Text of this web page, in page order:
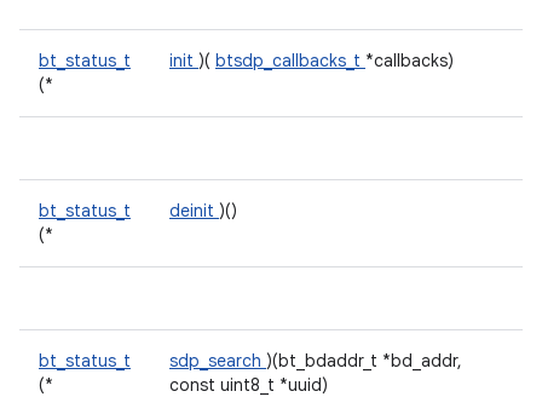
bt_status_t
(*
init )( btsdp_callbacks_t *callbacks)
bt_status_t
(*
deinit )()
bt_status_t
(*
sdp_search )(bt_bdaddr_t *bd_addr,
const uint8_t *uuid)